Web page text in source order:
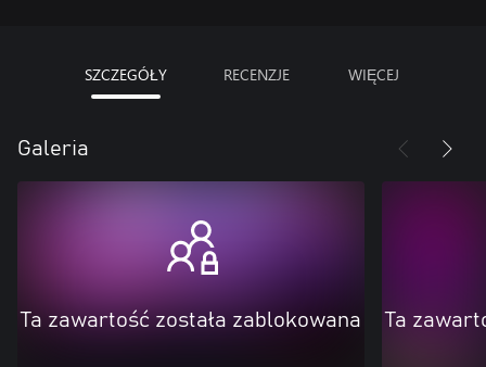
SZCZEGÓŁY RECENZJE WIĘCEJ
Galeria
Ta zawartość została zablokowana Ta